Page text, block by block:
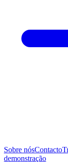
Sobre nósContacto
demonstração